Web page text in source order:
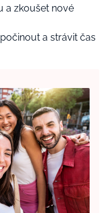
a zkoušet nové
a strávit čas